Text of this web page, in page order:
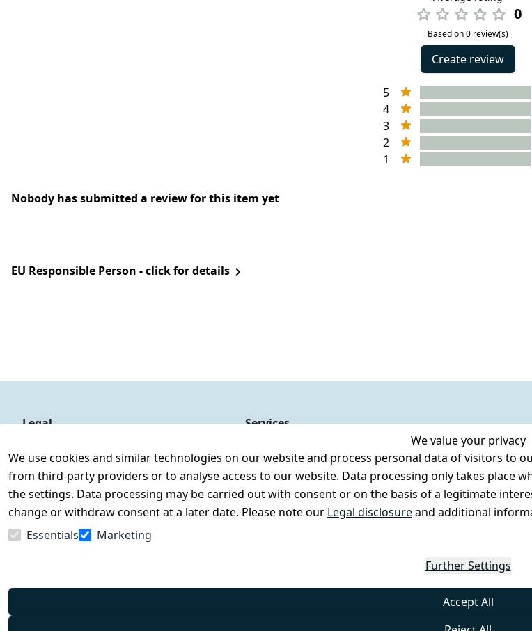
0
Based on 0 review(s)
Create review
5
4
3
2
1
Nobody has submitted a review for this item yet
EU Responsible Person - click for details
We value your privacy
We use cookies and similar technologies on our website and process personal data of visitors to
from third-party providers or to analyse access to our website. Data processing only takes place
the settings. Data processing may be carried out with consent or on the basis of a legitimate
change or withdraw consent at a later date. Please note our Legal disclosureand additional
Essentials
Marketing
Further Settings
Accept All
Legal
Legal disclosure
Privacy Policy
Declaration of accessibility
Cancellation rights
Services
Register